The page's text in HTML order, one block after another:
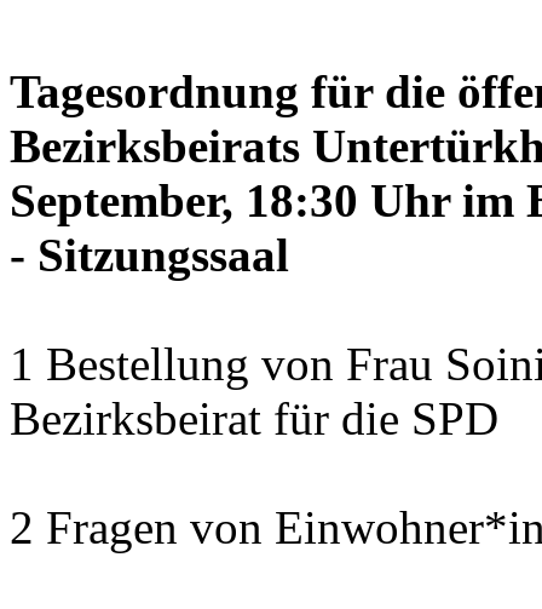
Tagesordnung für die
Bezirksbeirats
September, 18:30 Uhr
- Sitzungssaal
1 Bestellung von Frau
Bezirksbeirat für die SPD
2 Fragen von